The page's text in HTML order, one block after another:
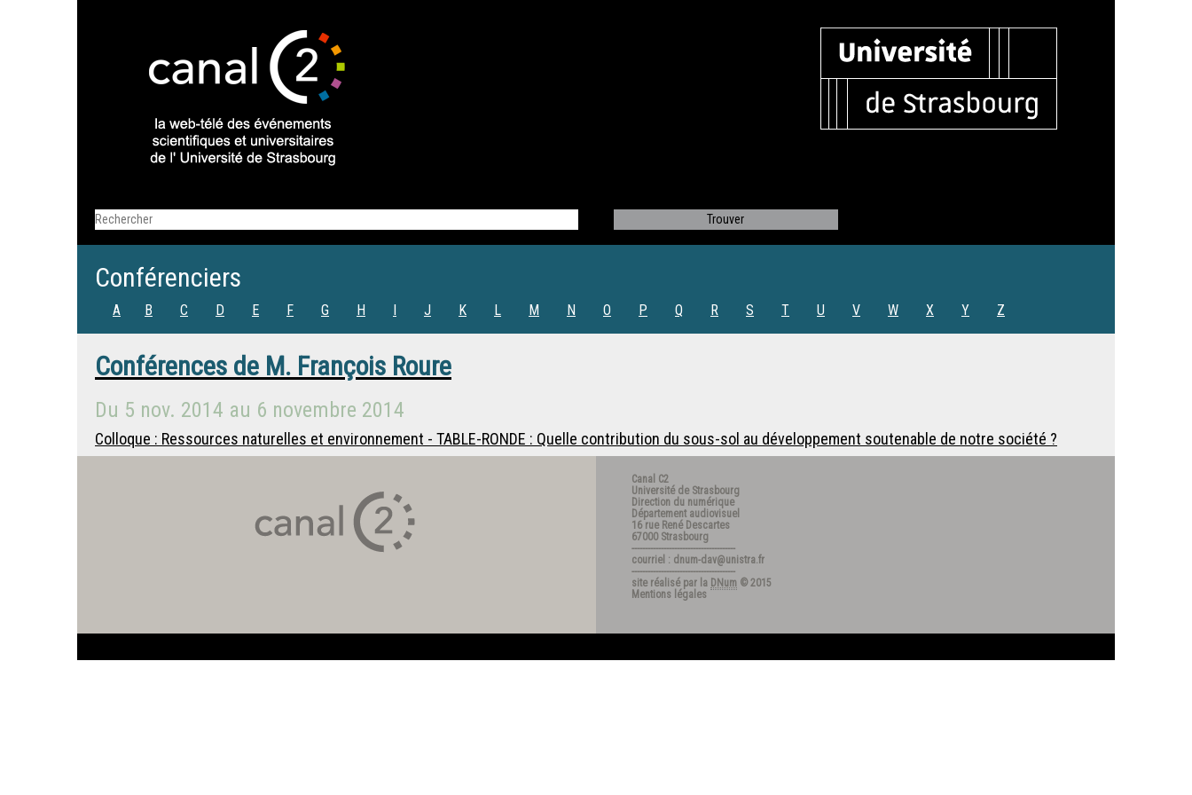
Conférenciers
A B C D E F G H I J K L M N O P Q R S T U V W X Y Z
Conférences de M. François Roure
Du 5 nov. 2014 au 6 novembre 2014
Colloque : Ressources naturelles et environnement - TABLE-RONDE : Quelle contribution du sous-sol au développement soutenable de notre société ?
Canal C2
Université de Strasbourg
Direction du numérique
Département audiovisuel
16 rue René Descartes
67000 Strasbourg
---------------------------------------
courriel : dnum-dav@unistra.fr
---------------------------------------
site réalisé par la DNum © 2015
Mentions légales